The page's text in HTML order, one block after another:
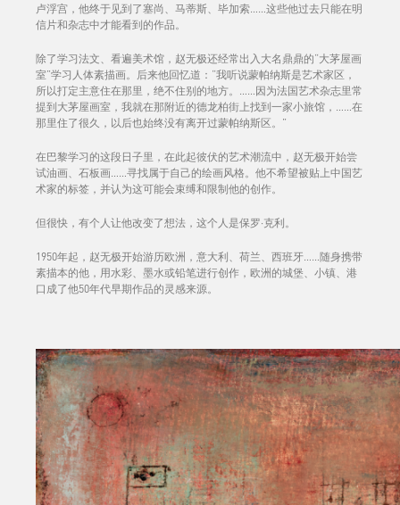
卢浮宫，他终于见到了塞尚、马蒂斯、毕加索……这些他过去只能在明
信片和杂志中才能看到的作品。
除了学习法文、看遍美术馆，赵无极还经常出入大名鼎鼎的“大茅屋画
室”学习人体素描画。后来他回忆道：“我听说蒙帕纳斯是艺术家区，
所以打定主意住在那里，绝不住别的地方。……因为法国艺术杂志里常
提到大茅屋画室，我就在那附近的德龙柏街上找到一家小旅馆，……在
那里住了很久，以后也始终没有离开过蒙帕纳斯区。”
在巴黎学习的这段日子里，在此起彼伏的艺术潮流中，赵无极开始尝
试油画、石板画……寻找属于自己的绘画风格。他不希望被贴上中国艺
术家的标签，并认为这可能会束缚和限制他的创作。
但很快，有个人让他改变了想法，这个人是保罗·克利。
1950年起，赵无极开始游历欧洲，意大利、荷兰、西班牙……随身携带
素描本的他，用水彩、墨水或铅笔进行创作，欧洲的城堡、小镇、港
口成了他50年代早期作品的灵感来源。